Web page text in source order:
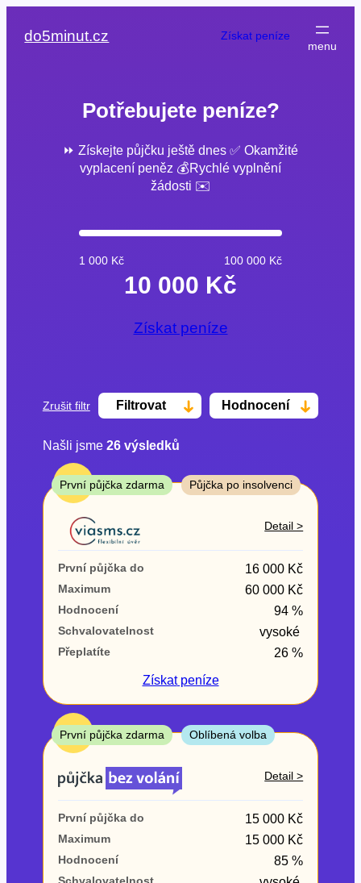
do5minut.cz Získat peníze
Potřebujete peníze?
⏩ Získejte půjčku ještě dnes ✅ Okamžité
vyplacení peněz 💰Rychlé vyplnění
žádosti ✉️
1 000 Kč 100 000 Kč
10 000 Kč
Získat peníze
Zrušit filtr Filtrovat Hodnocení
Cena
Od
První půjčka zdarma
–
ano
ne
Ve zkušebce
ano
ne
V exekuci
ne
Po insolvenci
Našli jsme 26výsledků
TOP
První půjčka zdarma Půjčka po insolvenci
Detail >
První půjčka do 16 000 Kč
Maximum 60 000 Kč
Hodnocení 94 %
Schvalovatelnost vysoké
Přeplatíte
26 %
Získatpeníze
TOP
První půjčka zdarma Oblíbená volba
Detail >
První půjčka do 15 000 Kč
Maximum 15 000 Kč
Hodnocení 85 %
Schvalovatelnost